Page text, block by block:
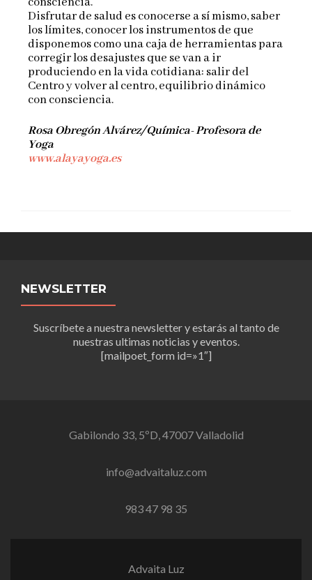
Disfrutar de salud es conocerse a sí mismo, saber
los límites, conocer los instrumentos de que
disponemos como una caja de herramientas para
corregir los desajustes que se van a ir
produciendo en la vida cotidiana: salir del
Centro y volver al centro, equilibrio dinámico
con consciencia.
Rosa Obregón Alvárez/Química- Profesora de
Yoga
www.alayayoga.es
NEWSLETTER
Suscríbete a nuestra newsletter y estarás al tanto de
nuestras ultimas noticias y eventos.
[mailpoet_form id=»1″]
Gabilondo 33, 5ºD, 47007 Valladolid
info@advaitaluz.com
983 47 98 35
Advaita Luz